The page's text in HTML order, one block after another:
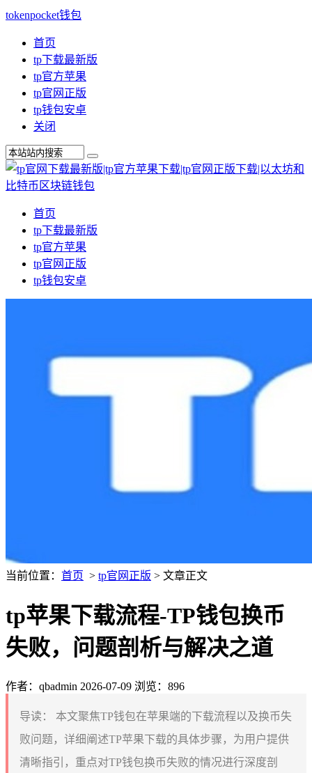
tokenpocket钱包
首页
tp下载最新版
tp官方苹果
tp官网正版
tp钱包安卓
关闭
首页
tp下载最新版
tp官方苹果
tp官网正版
tp钱包安卓
当前位置： 首页 > tp官网正版 > 文章正文
tp苹果下载流程-TP钱包换币
失败，问题剖析与解决之道
作者：qbadmin 2026-07-09 浏览：896
导读：
本文聚焦TP钱包在苹果端的下载流程以及换币失
败问题，详细阐述TP苹果下载的具体步骤，为用户提供
清晰指引，重点对TP钱包换币失败的情况进行深度剖